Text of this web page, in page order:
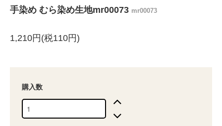
手染め むら染め生地mr00073 mr00073
1,210円(税110円)
購入数